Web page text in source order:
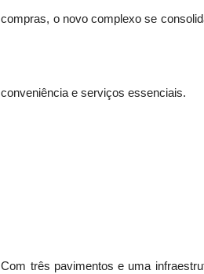
compras, o novo complexo se
conveniência e serviços essenciais.
Com três pavimentos e uma